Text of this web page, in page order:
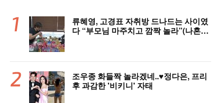
류혜영, 고경표 자취방 드나드는 사이였
다 “부모님 마주치고 깜짝 놀라”(나혼자
조우종 화들짝 놀라겠네..♥정다은, 프리
후 과감한 '비키니' 자태